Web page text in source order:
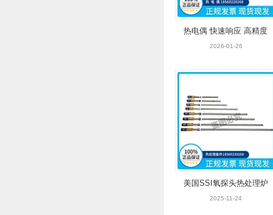
热电偶 快速响应 高精度
2026-01-26
美国SSI氧探头热处理炉
黄金探针氧传感器
2025-11-24